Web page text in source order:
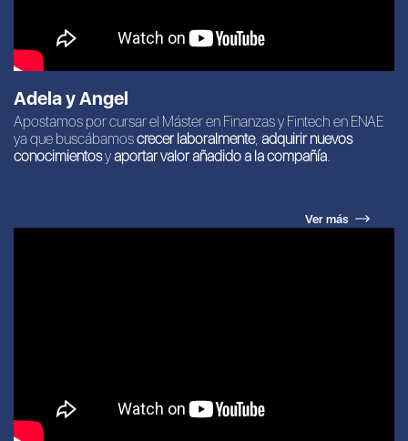
Adela y Angel
Apostamos por cursar el Máster en Finanzas y Fintech en ENAE
ya que buscábamoscrecer laboralmente, adquirir nuevos
conocimientosyaportar valor añadido a la compañía.
Ver más